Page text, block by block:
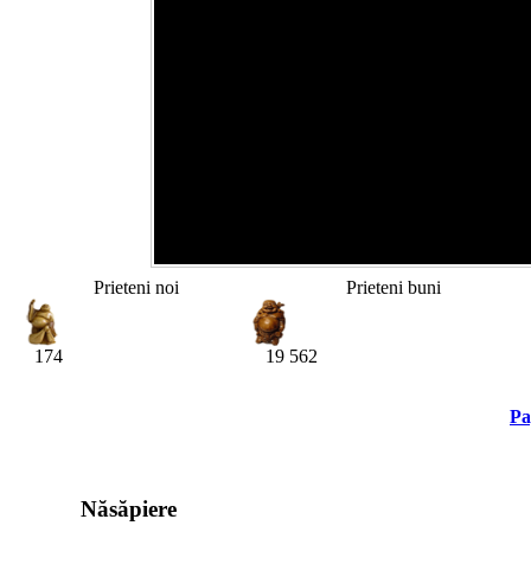
Prieteni noi
174
Prieteni buni
19 562
Năsăpiere